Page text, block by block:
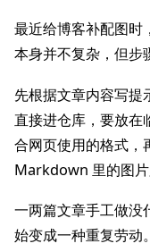
最近给博客补配图时
本身并不复杂，但步
先根据文章内容写提
直接进仓库，要放在
合网页使用的格式，
Markdown 里的图片
一两篇文章手工做没
始变成一种重复劳动。